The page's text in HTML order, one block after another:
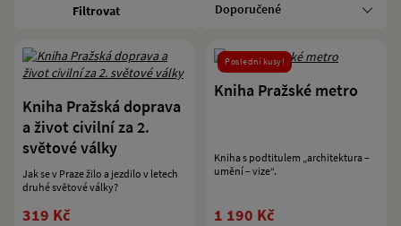
Filtrovat
Kniha Pražská doprava
a život civilní za 2.
světové války
Jak se v Praze žilo a jezdilo v letech
druhé světové války?
319 Kč
Poslední kusy!
Kniha Pražské metro
Kniha s podtitulem „architektura –
umění – vize“.
1 190 Kč